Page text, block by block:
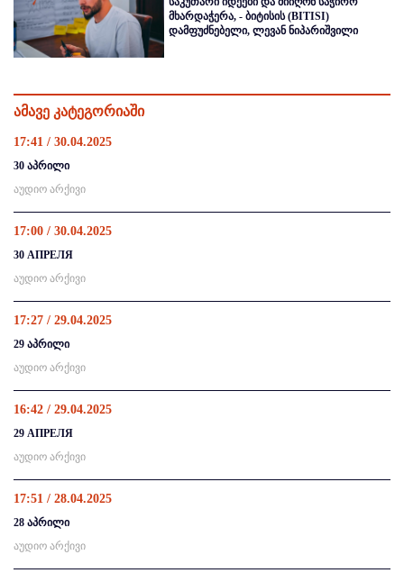
მხარდაჭერა, - ბიტისის (BITISI)
დამფუძნებელი, ლევან ნიპარიშვილი
ამავე კატეგორიაში
17:41 / 30.04.2025
30 აპრილი
აუდიო არქივი
17:00 / 30.04.2025
30 АПРЕЛЯ
აუდიო არქივი
17:27 / 29.04.2025
29 აპრილი
აუდიო არქივი
16:42 / 29.04.2025
29 АПРЕЛЯ
აუდიო არქივი
17:51 / 28.04.2025
28 აპრილი
აუდიო არქივი